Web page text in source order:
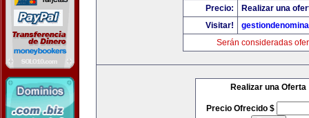
Precio:
Realizar una
Visitar!
Serán consideradas
Realizar una Oferta
Precio Ofrecido $